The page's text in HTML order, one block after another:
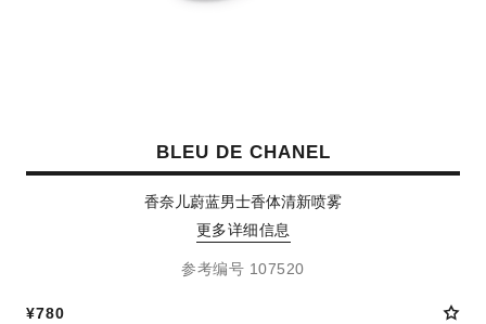
BLEU DE CHANEL
香奈儿蔚蓝男士香体清新喷雾
更多详细信息
参考编号 107520
¥780